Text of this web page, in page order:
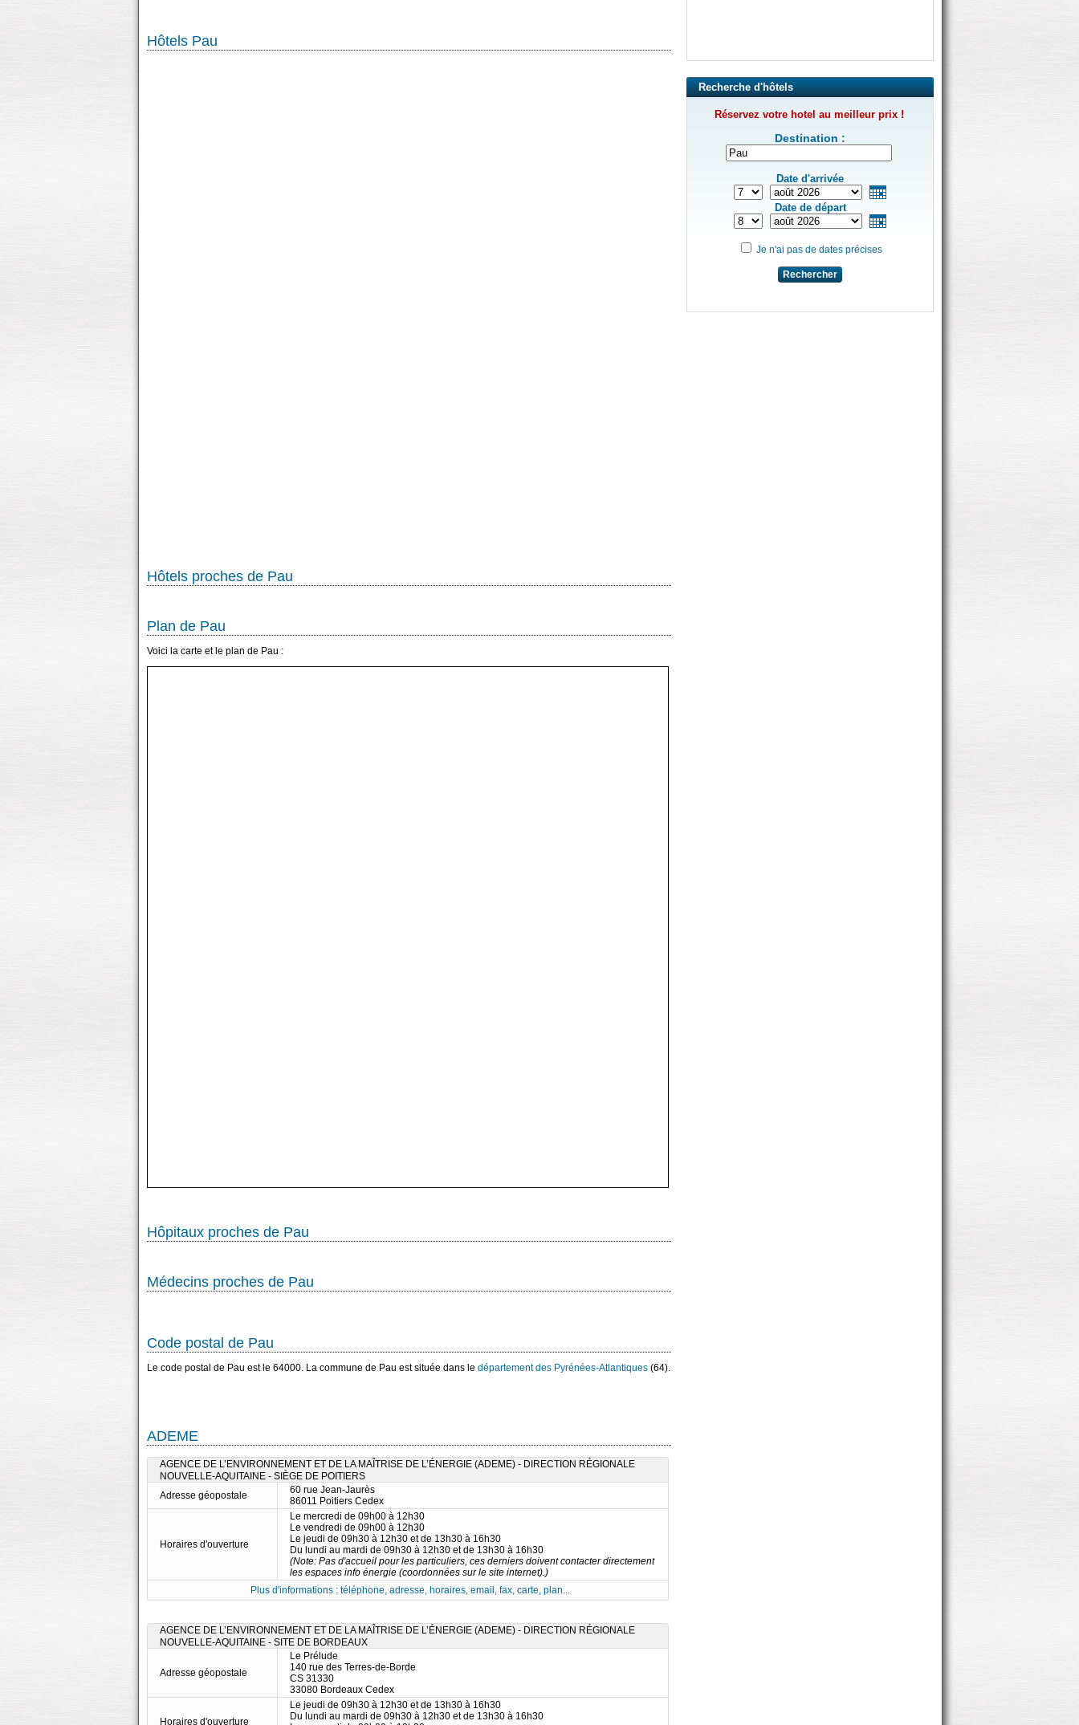
Hôtels Pau
Hôtels proches de Pau
Plan de Pau
Voici la carte et le plan de Pau :
Hôpitaux proches de Pau
Médecins proches de Pau
Code postal de Pau
Le code postal de Pau est le 64000. La commune de Pau est située dans le département des Pyrénées-Atlantiques (64).
ADEME
AGENCE DE L’ENVIRONNEMENT ET DE LA MAÎTRISE DE L’ÉNERGIE (ADEME) - DIRECTION RÉGIONALE
NOUVELLE-AQUITAINE - SIÈGE DE POITIERS
Adresse géopostale
60 rue Jean-Jaurès
86011 Poitiers Cedex
Horaires d'ouverture
Le mercredi de 09h00 à 12h30
Le vendredi de 09h00 à 12h30
Le jeudi de 09h30 à 12h30 et de 13h30 à 16h30
Du lundi au mardi de 09h30 à 12h30 et de 13h30 à 16h30
(Note: Pas d'accueil pour les particuliers, ces derniers doivent contacter directement
les espaces info énergie (coordonnées sur le site internet).)
Plus d'informations : téléphone, adresse, horaires, email, fax, carte, plan...
AGENCE DE L’ENVIRONNEMENT ET DE LA MAÎTRISE DE L’ÉNERGIE (ADEME) - DIRECTION RÉGIONALE
NOUVELLE-AQUITAINE - SITE DE BORDEAUX
Adresse géopostale
Le Prélude
140 rue des Terres-de-Borde
CS 31330
33080 Bordeaux Cedex
Horaires d'ouverture
Le jeudi de 09h30 à 12h30 et de 13h30 à 16h30
Du lundi au mardi de 09h30 à 12h30 et de 13h30 à 16h30
Recherche d'hôtels
Réservez votre hotel au meilleur prix !
Destination :
Date d'arrivée
Date de départ
Je n'ai pas de dates précises
Rechercher